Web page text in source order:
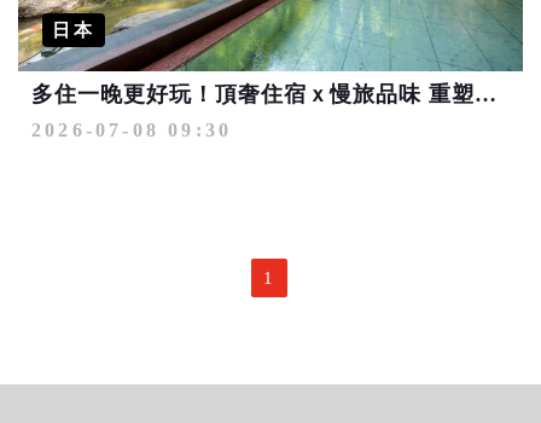
日本
多住一晚更好玩！頂奢住宿ｘ慢旅品味 重塑日本高端旅遊新樣貌
2026-07-08 09:30
1